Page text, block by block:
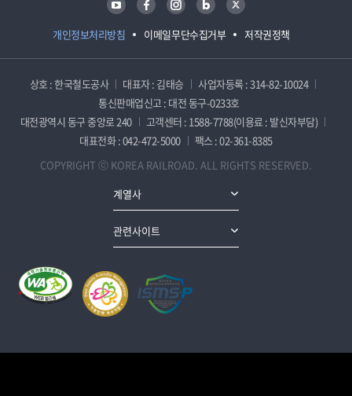
개인정보처리방침 이메일무단수집거부 저작권정책
상호 : 한국철도공사 대표자 : 김태승
사업자등록 : 314-82-10024
통신판매업신고 : 대전 동구-0233호
대전광역시 동구 중앙로 240
고객센터 : 1588-7788(이용료 : 발신자부담)
대표전화 : 042-472-5000
팩스 : 02-361-8385
COPYRIGHT ⓒ KOREA RAILROAD. ALL RIGHTS RESERVED.
계열사
관련사이트